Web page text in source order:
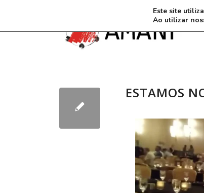
ESTAMOS
Este site
Ao utilizar